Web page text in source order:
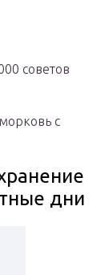
советов
с
дни